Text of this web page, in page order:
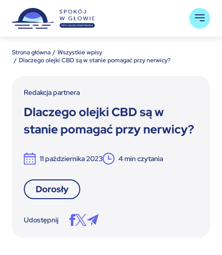
Strona główna
Wszystkie wpisy
Dlaczego olejki CBD są w stanie pomagać przy nerwicy?
Redakcja partnera
Dlaczego olejki CBD są w
stanie pomagać przy nerwicy?
11 października 2023 4min czytania
Dorosły
Udostępnij